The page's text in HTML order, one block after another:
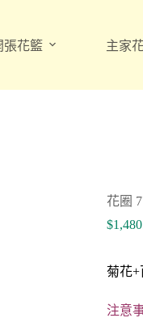
張花籃 主家
花圈
$
菊花+
注意